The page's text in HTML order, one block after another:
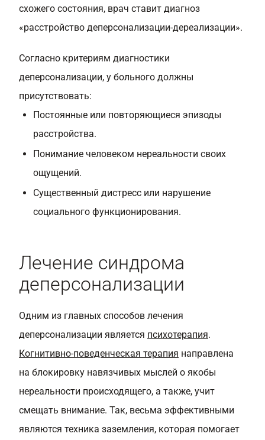
схожего состояния, врач ставит диагноз
«расстройство деперсонализации-дереализации».
Согласно критериям диагностики
деперсонализации, у больного должны
присутствовать:
Постоянные или повторяющиеся эпизоды
расстройства.
Понимание человеком нереальности своих
ощущений.
Существенный дистресс или нарушение
социального функционирования.
Лечение синдрома
деперсонализации
Одним из главных способов лечения
деперсонализации является психотерапия.
Когнитивно-поведенческая терапия направлена
на блокировку навязчивых мыслей о якобы
нереальности происходящего, а также, учит
смещать внимание. Так, весьма эффективными
являются техника заземления, которая помогает